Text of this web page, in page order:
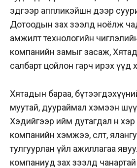
эдгээр аппликэйшн дээр
Дотоодын зах зээлд ноёлж
амжилт технологийн
компанийн замыг засаж,
салбарт цойлон гарч ирэх үүд
Хятадын бараа,
муутай, дуураймал хэмээн
Хэдийгээр ийм дутагдал өнөө
компанийн хэмжээ, өсөлт,
тулгуурлан үйл ажиллагаа
компаниуд зах зээлд